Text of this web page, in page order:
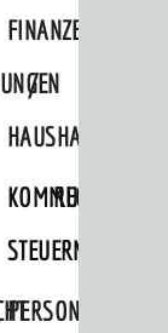
FINANZEN
/
HAUSHALT
KOMMUNALE
STEUERN
PERSONALRAT